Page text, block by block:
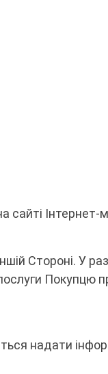
сайті Інтернет-
Стороні. У
Покупцю
надати